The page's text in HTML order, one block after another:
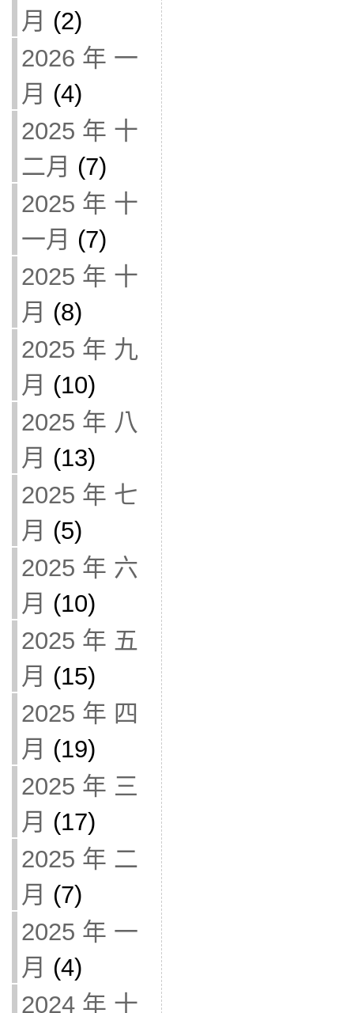
月 (2)
2026 年 一
月 (4)
2025 年 十
二月 (7)
2025 年 十
一月 (7)
2025 年 十
月 (8)
2025 年 九
月 (10)
2025 年 八
月 (13)
2025 年 七
月 (5)
2025 年 六
月 (10)
2025 年 五
月 (15)
2025 年 四
月 (19)
2025 年 三
月 (17)
2025 年 二
月 (7)
2025 年 一
月 (4)
2024 年 十